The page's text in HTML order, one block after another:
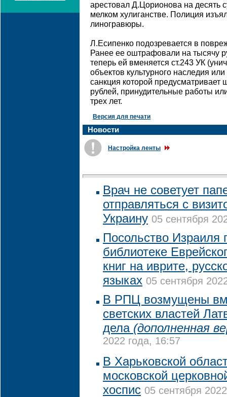
арестовал Д.Цорионова на десять
мелком хулиганстве. Полиция
линогравюры.
Л.Есипенко подозревается в
Ранее ее оштрафовали на тысячу
теперь ей вменяется ст.243 УК
объектов культурного наследия
санкция которой
рублей, принудительные работы
трех лет.
Версия для печати
Новости
Настройка ленты
Врач не советует
отправляться с
Украину 05 сентября
Посольство Израиля
библиотеке
книг на иврите,
языках 05 сентября
В РПЦ возмущены
светских властей
дела (дополненная
2022 года, 16:57
В Харьковской
московской
хоспис 05 сентября